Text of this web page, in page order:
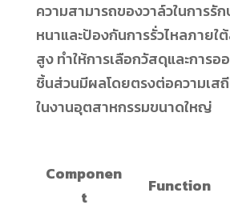
ความสามารถของวาล์วในการรั
หนาและป้องกันการรั่วไหลภายใ
สูง ทำให้การเลือกวัสดุและการ
ชิ้นส่วนมีผลโดยตรงต่อความเส
ในงานอุตสาหกรรมขนาดใหญ่
Componen
t
Function